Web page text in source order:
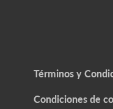
Términos y
Condiciones de